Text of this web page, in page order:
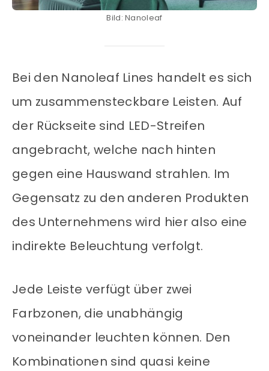
Bild: Nanoleaf
Bei den Nanoleaf Lines handelt es sich
um zusammensteckbare Leisten. Auf
der Rückseite sind LED-Streifen
angebracht, welche nach hinten
gegen eine Hauswand strahlen. Im
Gegensatz zu den anderen Produkten
des Unternehmens wird hier also eine
indirekte Beleuchtung verfolgt.
Jede Leiste verfügt über zwei
Farbzonen, die unabhängig
voneinander leuchten können. Den
Kombinationen sind quasi keine